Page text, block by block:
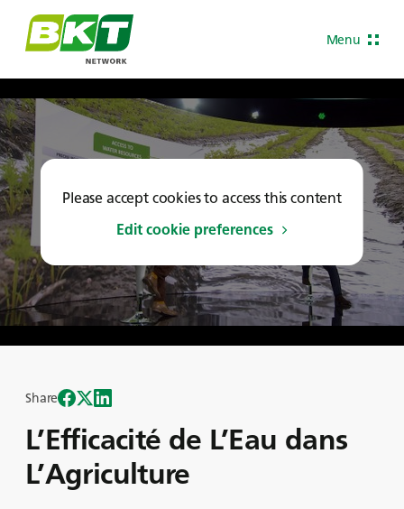
Menu
Please accept cookies to access this content
Edit cookie preferences
L’Efficacité de L’Eau dans
L’Agriculture
Share